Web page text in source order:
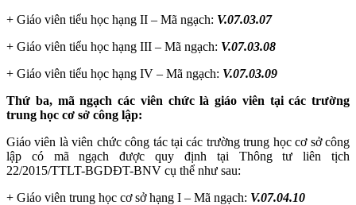
+ Giáo viên tiểu học hạng II – Mã ngạch: V.07.03.07
+ Giáo viên tiểu học hạng III – Mã ngạch: V.07.03.08
+ Giáo viên tiểu học hạng IV – Mã ngạch: V.07.03.09
Thứ ba, mã ngạch các viên chức là giáo viên tại các trường
trung học cơ sở công lập:
Giáo viên là viên chức công tác tại các trường trung học cơ sở công
lập có mã ngạch được quy định tại Thông tư liên tịch
22/2015/TTLT-BGDĐT-BNV cụ thể như sau:
+ Giáo viên trung học cơ sở hạng I – Mã ngạch: V.07.04.10